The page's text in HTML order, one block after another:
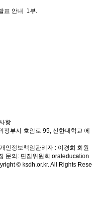
표 안내 1부.
항
정부시 호암로 95, 신한대학교 에
개인정보책임관리자 : 이경희 회원
문의: 편집위원회 oraleducation
© ksdh.or.kr. All Rights Rese